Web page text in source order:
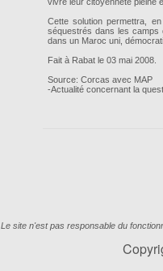
Cette solution permettra,
séquestrés dans les camps
dans un Maroc uni,
Fait à Rabat le 03 mai 2008.
Source: Corcas avec MAP
-Actualité concernant la
Le site n'est pas responsable du